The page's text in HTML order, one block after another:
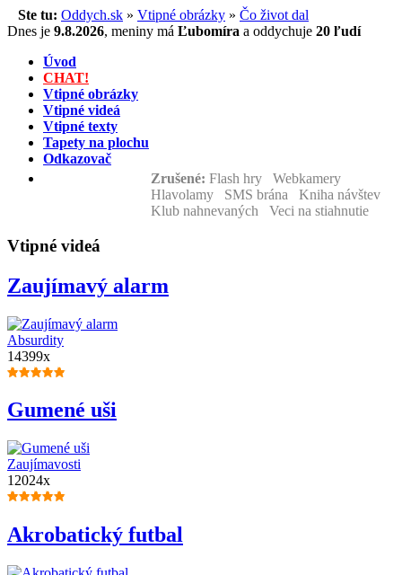
Ste tu: Oddych.sk » Vtipné obrázky » Čo život dal
Dnes je 9.8.2026, meniny má Ľubomíra a oddychuje 20 ľudí
Úvod
CHAT!
Vtipné obrázky
Vtipné videá
Vtipné texty
Tapety na plochu
Odkazovač
Zrušené: Flash hry Webkamery
Hlavolamy SMS brána Kniha návštev
Klub nahnevaných Veci na stiahnutie
Vtipné videá
Zaujímavý alarm
Absurdity
14399x
Gumené uši
Zaujímavosti
12024x
Akrobatický futbal